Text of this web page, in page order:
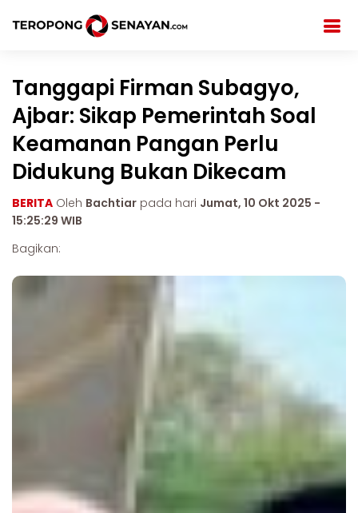
Tanggapi Firman Subagyo,
Ajbar: Sikap Pemerintah Soal
Keamanan Pangan Perlu
Didukung Bukan Dikecam
BERITA Oleh Bachtiar pada hari Jumat, 10 Okt 2025 -
15:25:29 WIB
Bagikan: